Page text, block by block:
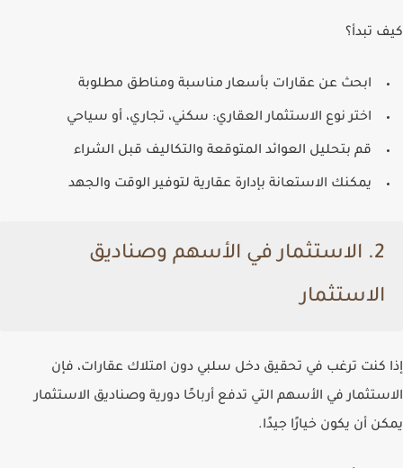
كيف تبدأ؟
ابحث عن عقارات بأسعار مناسبة ومناطق مطلوبة
اختر نوع الاستثمار العقاري: سكني، تجاري، أو سياحي
قم بتحليل العوائد المتوقعة والتكاليف قبل الشراء
يمكنك الاستعانة بإدارة عقارية لتوفير الوقت والجهد
2.
الاستثمار في الأسهم وصناديق
الاستثمار
إذا كنت ترغب في تحقيق دخل سلبي دون امتلاك عقارات، فإن
الاستثمار في الأسهم التي تدفع أرباحًا دورية وصناديق الاستثمار
يمكن أن يكون خيارًا جيدًا.